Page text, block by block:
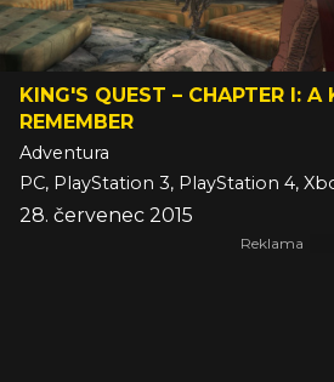
KING'S QUEST – CHAPTER I: A
REMEMBER
Adventura
PC, PlayStation 3, PlayStation 4,
28. červenec 2015